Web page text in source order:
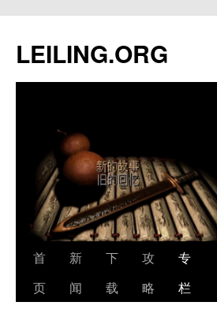
文
LEILING.ORG
首
页
新
闻
下
载
攻
略
专
栏